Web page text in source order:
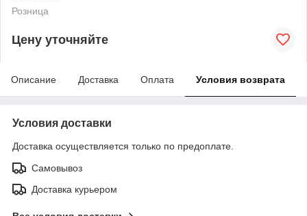
Розница
Цену уточняйте
Описание Доставка Оплата Условия возврата
Условия доставки
Доставка осуществляется только по предоплате.
Самовывоз
Доставка курьером